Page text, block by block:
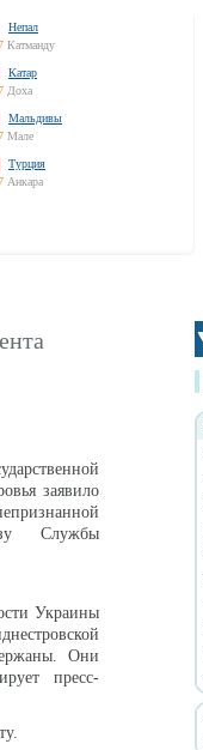
Непал
Катманду
Катар
Доха
Мальдивы
Мале
Турция
Анкара
заявило
Службы
Украины
Они
пресс-